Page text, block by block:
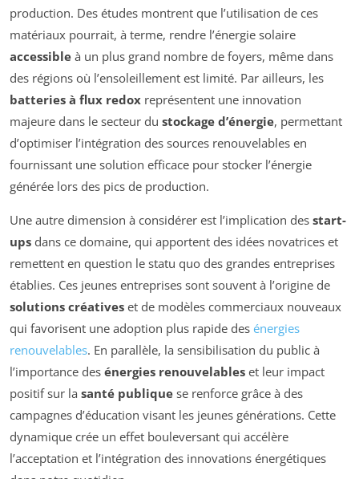
production. Des études montrent que l’utilisation de ces
matériaux pourrait, à terme, rendre l’énergie solaire
accessible à un plus grand nombre de foyers, même dans
des régions où l’ensoleillement est limité. Par ailleurs, les
batteries à flux redox représentent une innovation
majeure dans le secteur du stockage d’énergie, permettant
d’optimiser l’intégration des sources renouvelables en
fournissant une solution efficace pour stocker l’énergie
générée lors des pics de production.
Une autre dimension à considérer est l’implication des start-
ups dans ce domaine, qui apportent des idées novatrices et
remettent en question le statu quo des grandes entreprises
établies. Ces jeunes entreprises sont souvent à l’origine de
solutions créatives et de modèles commerciaux nouveaux
qui favorisent une adoption plus rapide des énergies
renouvelables. En parallèle, la sensibilisation du public à
l’importance des énergies renouvelables et leur impact
positif sur la santé publique se renforce grâce à des
campagnes d’éducation visant les jeunes générations. Cette
dynamique crée un effet bouleversant qui accélère
l’acceptation et l’intégration des innovations énergétiques